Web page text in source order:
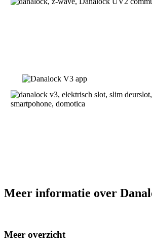
Meer informatie over
Meer overzicht